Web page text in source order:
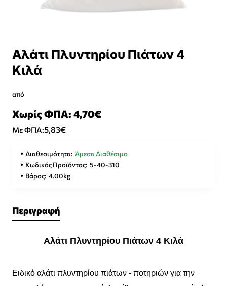
Αλάτι Πλυντηρίου Πιάτων 4
Κιλά
από
Με ΦΠΑ:5,83€
Χωρίς ΦΠΑ: 4,70€
Διαθεσιμότητα: Άμεσα Διαθέσιμο
Κωδικός Προϊόντος: 5-40-310
Βάρος: 4.00kg
Περιγραφή
Αλάτι Πλυντηρίου Πιάτων 4 Κιλά
Ειδικό αλάτι πλυντηρίου πιάτων - ποτηριών για την